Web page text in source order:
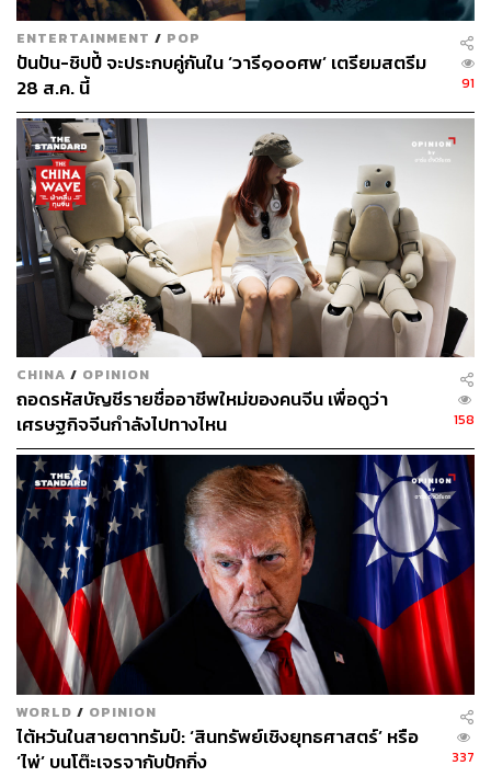
สงครามสมรสเร่งเครื่องตั้งแต่ 2 อีพีแรกด้วยการพุ่งเข้าสู่
ประเด็นความขัดแย้ง พร้อมเสิร์ฟฉากปวดใจ เมื่อบัวเข้าไป
อาละวาดในงานแต่งงานของสามีกับหญิงอื่น ถือว่าเป็นตีหัว
เข้าบ้านเหล่าแฟนละครสายแซ่บได้อยู่หมัด แต่ก็ไม่ลืมฉาย
ภาพครอบครัวที่คนนอกมองเห็นแค่ยอดภูเขาน้ำแข็งซึ่งเต็ม
ไปด้วยปัญหาซ่อนอยู่ภายใน
ชีวิตรักของบัวและเมศไม่ต่างจากคู่รักคู่อื่นที่รักกันมานานจน
มองข้ามช่วงเวลาหวานๆ ที่เคยมีให้กัน ยิ่งผนวกกับการที่สามี
ต้องไปทำงานต่างจังหวัด ช่องว่างของทั้งสองคนก็กว้างขึ้น
เรื่อยๆ จากคู่รักก็กลายเป็นแค่เพื่อนร่วมชายคา โดยคนหนึ่ง
เชื่อว่าความรักยังดีอยู่ แต่อีกคนบอกตัวเองตั้งนานแล้วว่าไป
ไม่รอด จนต้องไปมีคนอื่นที่เชื่อว่าจะทำให้ชีวิตเขาสมบูรณ์
ขึ้นได้
ENTERTAINMENT / POP
ปันปัน-ชิปปี้ จะประกบคู่กันใน ‘วารี๑๐๐ศพ’ เตรียมสตรีม
28 ส.ค. นี้
91
CHINA / OPINION
ถอดรหัสบัญชีรายชื่ออาชีพใหม่ของคนจีน เพื่อดูว่า
เศรษฐกิจจีนกำลังไปทางไหน
158
WORLD / OPINION
ไต้หวันในสายตาทรัมป์: ‘สินทรัพย์เชิงยุทธศาสตร์’ หรือ
‘ไพ่’ บนโต๊ะเจรจากับปักกิ่ง
337